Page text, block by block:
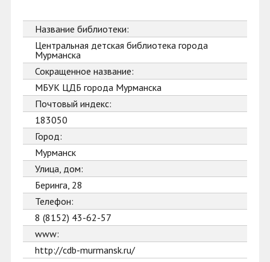
Название библиотеки:
Центральная детская библиотека города
Мурманска
Сокращенное название:
МБУК ЦДБ города Мурманска
Почтовый индекс:
183050
Город:
Мурманск
Улица, дом:
Беринга, 28
Телефон:
8 (8152) 43-62-57
www:
http://cdb-murmansk.ru/